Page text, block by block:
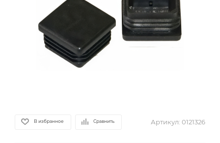
В избранное Сравнить Артикул: 0121326